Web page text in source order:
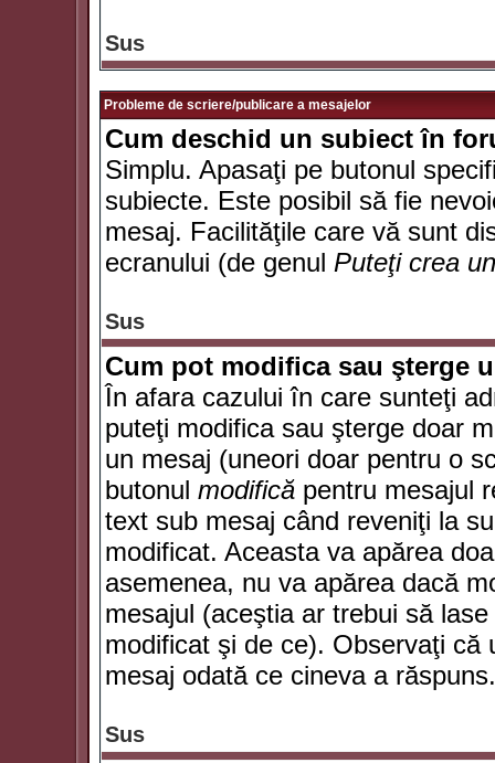
Sus
Probleme de scriere/publicare a mesajelor
Cum deschid un subiect în
Simplu. Apasaţi pe butonul
subiecte. Este posibil să fie
mesaj. Facilităţile care vă sunt
ecranului (de genul Puteţi crea
Sus
Cum pot modifica sau şterge
În afara cazului în care sunteţi
puteţi modifica sau şterge doar
un mesaj (uneori doar pentru o
butonul modifică pentru mesajul
text sub mesaj când reveniţi la
modificat. Aceasta va apărea
asemenea, nu va apărea dacă
mesajul (aceştia ar trebui să
modificat şi de ce). Observaţi că
mesaj odată ce cineva a răspuns.
Sus